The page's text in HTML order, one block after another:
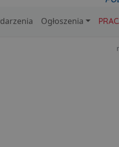
Ogłoszenia